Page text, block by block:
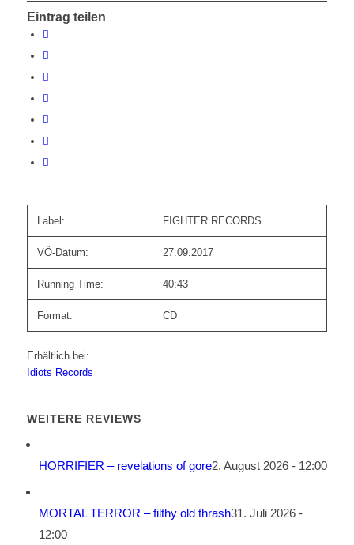
Eintrag teilen
Label: FIGHTER RECORDS
VÖ-Datum: 27.09.2017
Running Time: 40:43
Format: CD
Erhältlich bei:
Idiots Records
WEITERE REVIEWS
HORRIFIER – revelations of gore2. August 2026 - 12:00
MORTAL TERROR – filthy old thrash31. Juli 2026 -
12:00